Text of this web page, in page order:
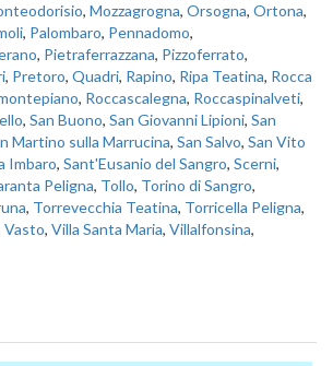
, Mozzagrogna, Orsogna, Ortona,
, Palombaro, Pennadomo,
, Pietraferrazzana, Pizzoferrato,
, Pretoro, Quadri, Rapino, Ripa Teatina, Rocca
, Roccascalegna, Roccaspinalveti,
, San Buono, San Giovanni Lipioni, San
Martino sulla Marrucina, San Salvo, San Vito
Imbaro, Sant'Eusanio del Sangro, Scerni,
Peligna, Tollo, Torino di Sangro,
, Torrevecchia Teatina, Torricella Peligna,
Vasto, Villa Santa Maria, Villalfonsina,